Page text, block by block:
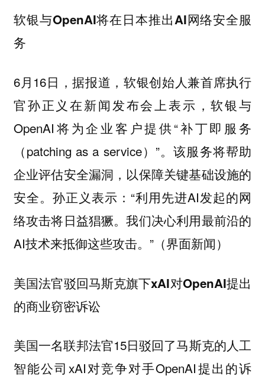
软银与OpenAI将在日本推出AI网络安全服
务
6月16日，据报道，软银创始人兼首席执行
官孙正义在新闻发布会上表示，软银与
OpenAI将为企业客户提供“补丁即服务
（patching as a service）”。该服务将帮助
企业评估安全漏洞，以保障关键基础设施的
安全。孙正义表示：“利用先进AI发起的网
络攻击将日益猖獗。我们决心利用最前沿的
AI技术来抵御这些攻击。”（界面新闻）
美国法官驳回马斯克旗下xAI对OpenAI提出
的商业窃密诉讼
美国一名联邦法官15日驳回了马斯克的人工
智能公司xAI对竞争对手OpenAI提出的诉